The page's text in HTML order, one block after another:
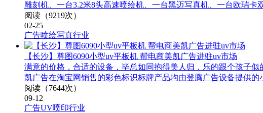
雕刻机、一台3.2米8头高速喷绘机、一台黑迈写真机、一台欧瑞卡
阅读（9219次）
02-25
广告喷绘写真行业
【长沙】尊图6090小型uv平板机 帮电商美凯广告进驻uv市场
满意的价格，合适的设备，毕总如同抱得美人归，乐的跟个孩子
凯广告在淘宝网销售的彩色标识标牌产品均由登腾广告设备提供的
阅读（7644次）
09-12
广告UV喷印行业